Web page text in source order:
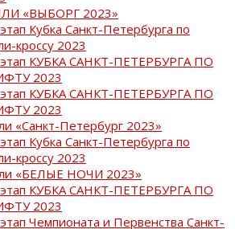
«ВЫБОРГ 2023»
Кубка Санкт-Петербурга по
кроссу 2023
КУБКА САНКТ-ПЕТЕРБУРГА ПО
2023
КУБКА САНКТ-ПЕТЕРБУРГА ПО
2023
«Санкт-Петербург 2023»
Кубка Санкт-Петербурга по
кроссу 2023
«БЕЛЫЕ НОЧИ 2023»
КУБКА САНКТ-ПЕТЕРБУРГА ПО
2023
Чемпионата и Первенства Санкт-